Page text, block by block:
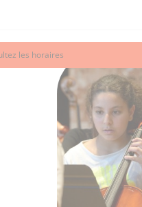
les horaires